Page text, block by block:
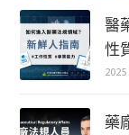
醫
性
藥